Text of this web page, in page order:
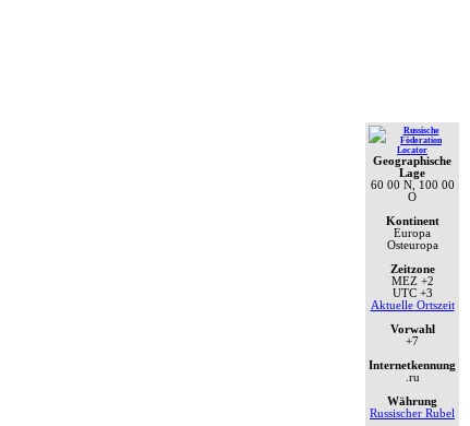
Geographische
Lage
60 00 N, 100 00
O
Kontinent
Europa
Osteuropa
Zeitzone
MEZ +2
UTC +3
Aktuelle Ortszeit
Vorwahl
+7
Internetkennung
.ru
Währung
Russischer Rubel